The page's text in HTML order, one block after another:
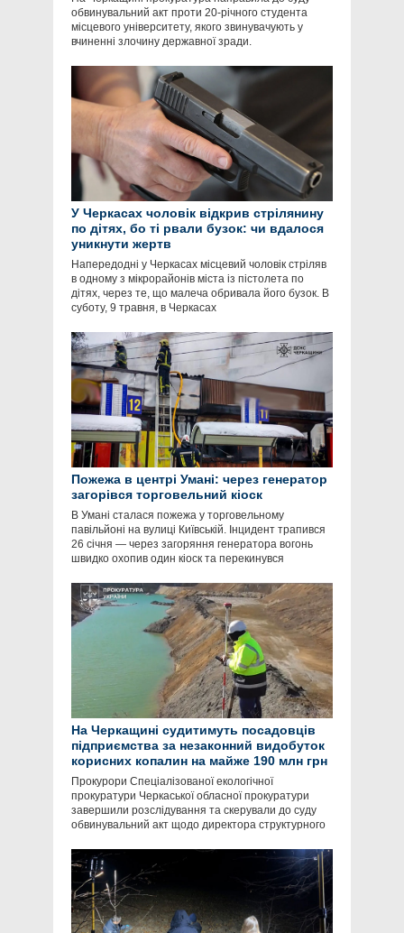
обвинувальний акт проти 20-річного студента
місцевого університету, якого звинувачують у
вчиненні злочину державної зради.
У Черкасах чоловік відкрив стрілянину
по дітях, бо ті рвали бузок: чи вдалося
уникнути жертв
Напередодні у Черкасах місцевий чоловік стріляв
в одному з мікрорайонів міста із пістолета по
дітях, через те, що малеча обривала його бузок. В
суботу, 9 травня, в Черкасах
Пожежа в центрі Умані: через генератор
загорівся торговельний кіоск
В Умані сталася пожежа у торговельному
павільйоні на вулиці Київській. Інцидент трапився
26 січня — через загоряння генератора вогонь
швидко охопив один кіоск та перекинувся
На Черкащині судитимуть посадовців
підприємства за незаконний видобуток
корисних копалин на майже 190 млн грн
Прокурори Спеціалізованої екологічної
прокуратури Черкаської обласної прокуратури
завершили розслідування та скерували до суду
обвинувальний акт щодо директора структурного